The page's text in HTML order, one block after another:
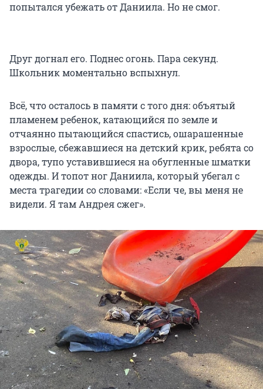
попытался убежать от Даниила. Но не смог.
Друг догнал его. Поднес огонь. Пара секунд.
Школьник моментально вспыхнул.
Всё, что осталось в памяти с того дня: объятый
пламенем ребенок, катающийся по земле и
отчаянно пытающийся спастись, ошарашенные
взрослые, сбежавшиеся на детский крик, ребята со
двора, тупо уставившиеся на обугленные шматки
одежды. И топот ног Даниила, который убегал с
места трагедии со словами: «Если че, вы меня не
видели. Я там Андрея сжег».